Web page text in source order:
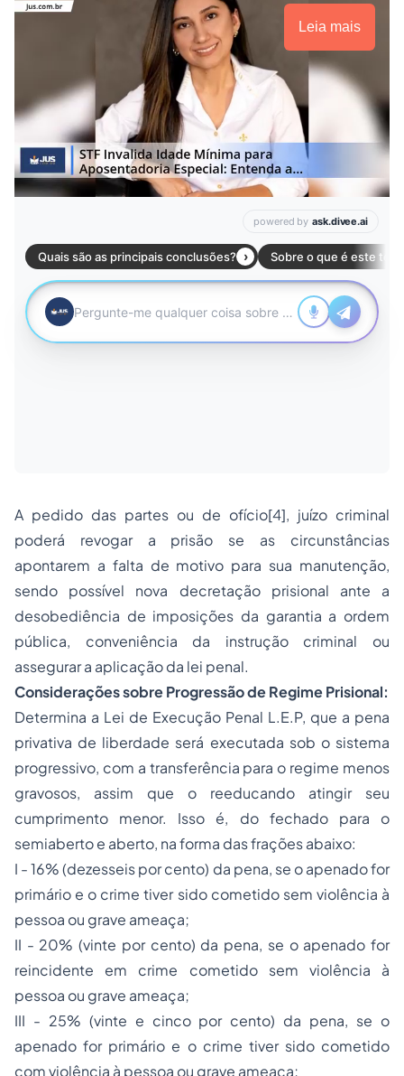
Leia mais
A pedido das partes ou de ofício[4], juízo criminal
poderá revogar a prisão se as circunstâncias
apontarem a falta de motivo para sua manutenção,
sendo possível nova decretação prisional ante a
desobediência de imposições da garantia a ordem
pública, conveniência da instrução criminal ou
assegurar a aplicação da lei penal.
Considerações sobre Progressão de Regime Prisional:
Determina a Lei de Execução Penal L.E.P, que a pena
privativa de liberdade será executada sob o sistema
progressivo, com a transferência para o regime menos
gravosos, assim que o reeducando atingir seu
cumprimento menor. Isso é, do fechado para o
semiaberto e aberto, na forma das frações abaixo:
I - 16% (dezesseis por cento) da pena, se o apenado for
primário e o crime tiver sido cometido sem violência à
pessoa ou grave ameaça;
II - 20% (vinte por cento) da pena, se o apenado for
reincidente em crime cometido sem violência à
pessoa ou grave ameaça;
III - 25% (vinte e cinco por cento) da pena, se o
apenado for primário e o crime tiver sido cometido
com violência à pessoa ou grave ameaça;